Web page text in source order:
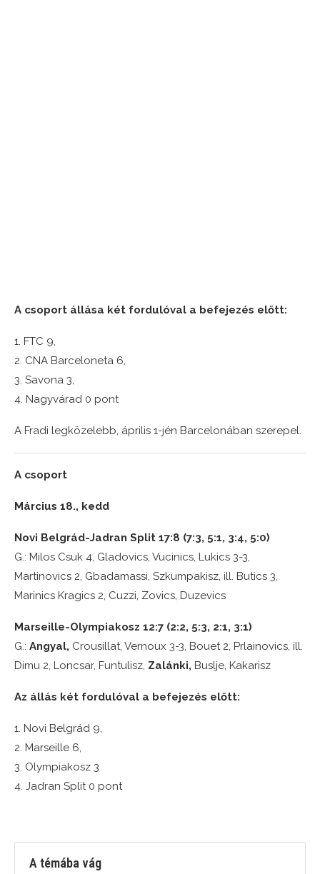
A csoport állása két fordulóval a befejezés előtt:
1. FTC 9,
2. CNA Barceloneta 6,
3. Savona 3,
4. Nagyvárad 0 pont
A Fradi legközelebb, április 1-jén Barcelonában szerepel.
A csoport
Március 18., kedd
Novi Belgrád-Jadran Split 17:8 (7:3, 5:1, 3:4, 5:0)
G.: Milos Csuk 4, Gladovics, Vucinics, Lukics 3-3,
Martinovics 2, Gbadamassi, Szkumpakisz, ill. Butics 3,
Marinics Kragics 2, Cuzzi, Zovics, Duzevics
Marseille-Olympiakosz 12:7 (2:2, 5:3, 2:1, 3:1)
G.: Angyal, Crousillat, Vernoux 3-3, Bouet 2, Prlainovics, ill.
Dimu 2, Loncsar, Funtulisz, Zalánki, Buslje, Kakarisz
Az állás két fordulóval a befejezés előtt:
1. Novi Belgrád 9,
2. Marseille 6,
3. Olympiakosz 3
4. Jadran Split 0 pont
A témába vág